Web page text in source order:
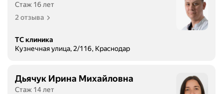
Стаж 16 лет
2 отзыва
ТС клиника
Кузнечная улица, 2/116, Краснодар
Дьячук Ирина Михайловна
Стаж 14 лет